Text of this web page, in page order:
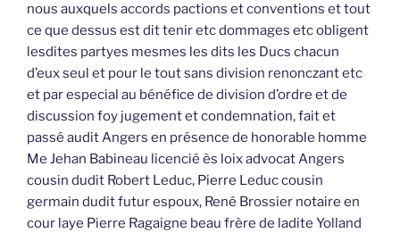
nous auxquels accords pactions et conventions et tout
ce que dessus est dit tenir etc dommages etc obligent
lesdites partyes mesmes les dits les Ducs chacun
d’eux seul et pour le tout sans division renonczant etc
et par especial au bénéfice de division d’ordre et de
discussion foy jugement et condemnation, fait et
passé audit Angers en présence de honorable homme
Me Jehan Babineau licencié ès loix advocat Angers
cousin dudit Robert Leduc, Pierre Leduc cousin
germain dudit futur espoux, René Brossier notaire en
cour laye Pierre Ragaigne beau frère de ladite Yolland